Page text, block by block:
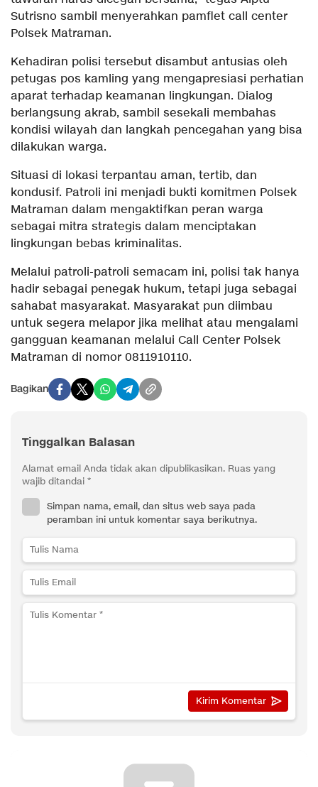
Sutrisno sambil menyerahkan pamflet call center
Polsek Matraman.
Kehadiran polisi tersebut disambut antusias oleh
petugas pos kamling yang mengapresiasi perhatian
aparat terhadap keamanan lingkungan. Dialog
berlangsung akrab, sambil sesekali membahas
kondisi wilayah dan langkah pencegahan yang bisa
dilakukan warga.
Situasi di lokasi terpantau aman, tertib, dan
kondusif. Patroli ini menjadi bukti komitmen Polsek
Matraman dalam mengaktifkan peran warga
sebagai mitra strategis dalam menciptakan
lingkungan bebas kriminalitas.
Melalui patroli-patroli semacam ini, polisi tak hanya
hadir sebagai penegak hukum, tetapi juga sebagai
sahabat masyarakat. Masyarakat pun diimbau
untuk segera melapor jika melihat atau mengalami
gangguan keamanan melalui Call Center Polsek
Matraman di nomor 0811910110.
Bagikan
Tinggalkan Balasan
Alamat email Anda tidak akan dipublikasikan. Ruas yang
wajib ditandai *
Simpan nama, email, dan situs web saya pada
peramban ini untuk komentar saya berikutnya.